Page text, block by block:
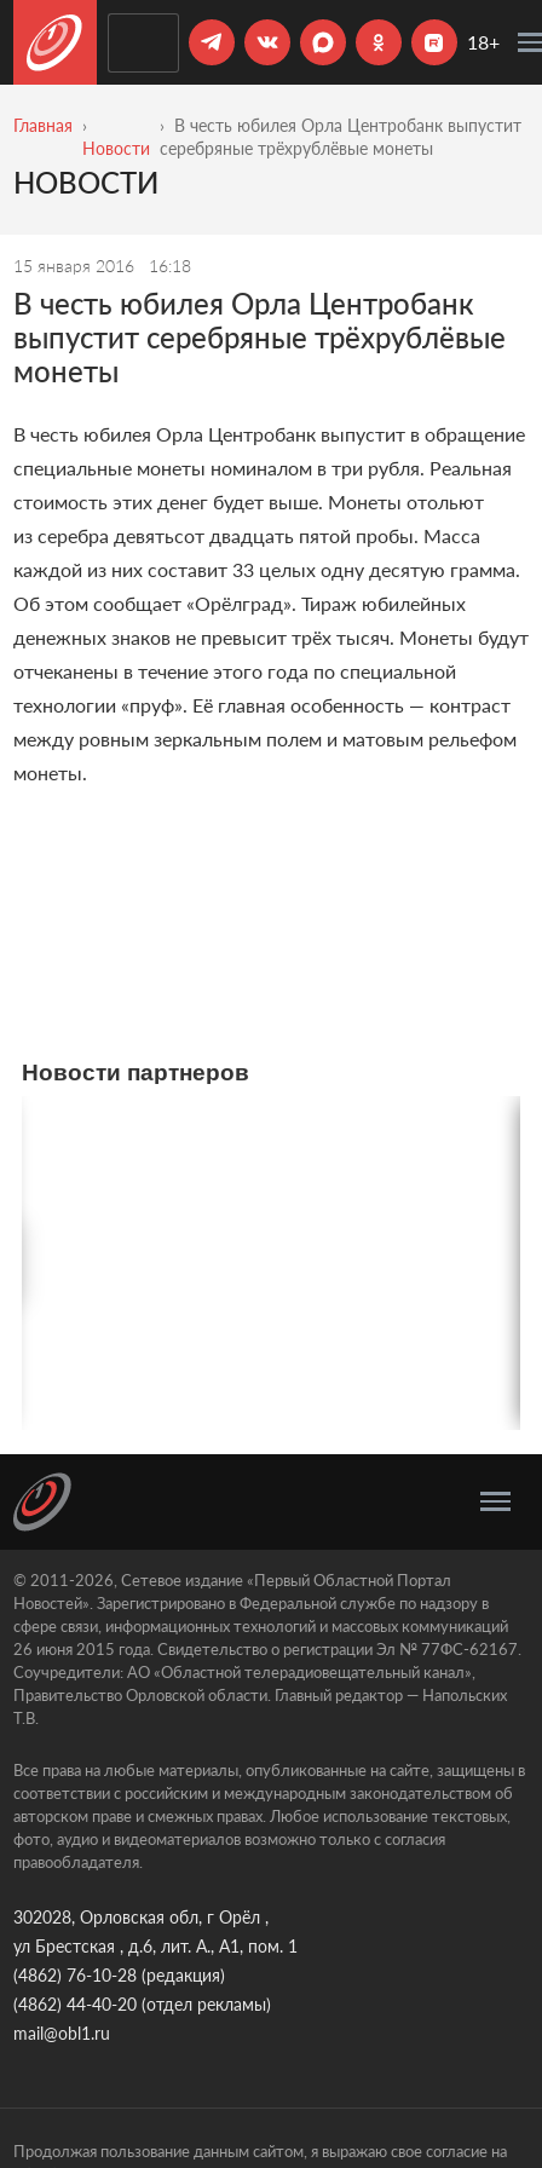
18+
Главная
Новости
В честь юбилея Орла Центробанк выпустит
серебряные трёхрублёвые монеты
НОВОСТИ
15 января 2016 16:18
В честь юбилея Орла Центробанк
выпустит серебряные трёхрублёвые
монеты
В честь юбилея Орла Центробанк выпустит в обращение
специальные монеты номиналом в три рубля. Реальная
стоимость этих денег будет выше. Монеты отольют
из серебра девятьсот двадцать пятой пробы. Масса
каждой из них составит 33 целых одну десятую грамма.
Об этом сообщает «Орёлград». Тираж юбилейных
денежных знаков не превысит трёх тысяч. Монеты будут
отчеканены в течение этого года по специальной
технологии «пруф». Её главная особенность — контраст
между ровным зеркальным полем и матовым рельефом
монеты.
Новости партнеров
© 2011-2026, Сетевое издание «Первый Областной Портал
Новостей». Зарегистрировано в Федеральной службе по надзору в
сфере связи, информационных технологий и массовых коммуникаций
26 июня 2015 года. Свидетельство о регистрации Эл № 77ФС-62167.
Соучредители: АО «Областной телерадиовещательный канал»,
Правительство Орловской области. Главный редактор — Напольских
Т.В.
Все права на любые материалы, опубликованные на сайте, защищены в
соответствии с российским и международным законодательством об
авторском праве и смежных правах. Любое использование текстовых,
фото, аудио и видеоматериалов возможно только с согласия
правообладателя.
302028, Орловская обл, г Орёл ,
ул Брестская , д.6, лит. А., А1, пом. 1
(4862) 76-10-28(редакция)
(4862) 44-40-20(отдел рекламы)
mail@obl1.ru
Продолжая пользование данным сайтом, я выражаю свое согласие на